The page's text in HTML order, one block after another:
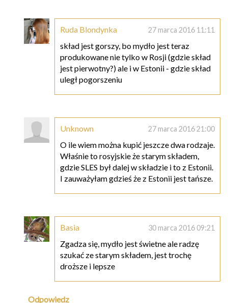
Ruda Blondynka 27 marca 2016 11:11
skład jest gorszy, bo mydło jest teraz
produkowane nie tylko w Rosji (gdzie skład
jest pierwotny?) ale i w Estonii - gdzie skład
uległ pogorszeniu
Unknown 27 marca 2016 21:00
O ile wiem można kupić jeszcze dwa rodzaje.
Właśnie to rosyjskie że starym składem,
gdzie SLES był dalej w składzie i to z Estonii.
I zauważyłam gdzieś że z Estonii jest tańsze.
Basia 30 marca 2016 09:21
Zgadza się, mydło jest świetne ale radzę
szukać ze starym składem, jest trochę
droższe i lepsze
Odpowiedz